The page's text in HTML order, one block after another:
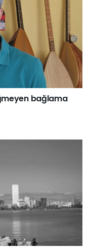
bağlama